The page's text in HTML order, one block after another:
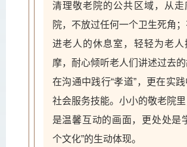
清理敬老院的公共区域，从走
院，不放过任何一个卫生死角
进老人的休息室，轻轻为老人
摩，耐心倾听老人们讲述过去的
在沟通中践行“孝道”，更在实
社会服务技能。小小的敬老院
是温馨互动的画面，更处处是
个文化”的生动体现。